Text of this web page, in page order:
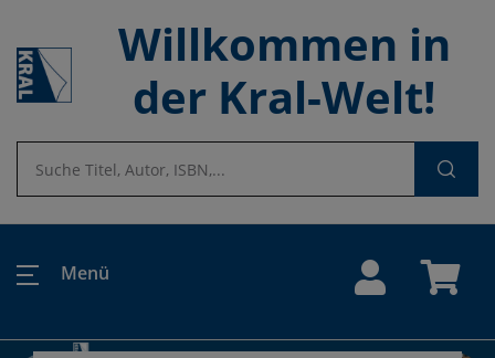
Willkommen in
der Kral-Welt!
Menü